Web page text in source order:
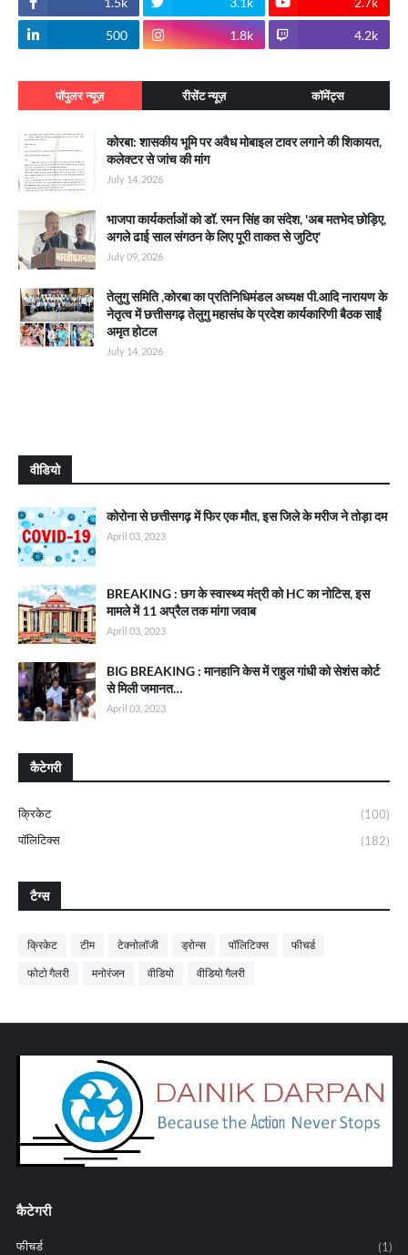
500 1.8k 4.2k
पॉपुलर न्यूज़ रीसेंट न्यूज़ कॉमेंट्स
कोरबा: शासकीय भूमि पर अवैध मोबाइल टावर लगाने की शिकायत,
कलेक्टर से जांच की मांग
July 14, 2026
भाजपा कार्यकर्ताओं को डॉ. रमन सिंह का संदेश, 'अब मतभेद छोड़िए,
अगले ढाई साल संगठन के लिए पूरी ताकत से जुटिए'
July 09, 2026
तेलुगु समिति ,कोरबा का प्रतिनिधिमंडल अध्यक्ष पी.आदि नारायण के
नेतृत्व में छत्तीसगढ़ तेलुगु महासंघ के प्रदेश कार्यकारिणी बैठक साईं
अमृत होटल
July 14, 2026
वीडियो
कोरोना से छत्तीसगढ़ में फिर एक मौत, इस जिले के मरीज ने तोड़ा दम
April 03, 2023
BREAKING : छग के स्वास्थ्य मंत्री को HC का नोटिस, इस
मामले में 11 अप्रैल तक मांगा जवाब
April 03, 2023
BIG BREAKING : मानहानि केस में राहुल गांधी को सेशंस कोर्ट
से मिली जमानत…
April 03, 2023
कैटेगरी
क्रिकेट
(100)
पॉलिटिक्स
(182)
टैग्स
क्रिकेट टीम टेक्नोलॉजी ड्रोन्स पॉलिटिक्स फीचर्ड
फोटो गैलरी मनोरंजन वीडियो वीडियो गैलरी
कैटेगरी
फीचर्ड
(1)